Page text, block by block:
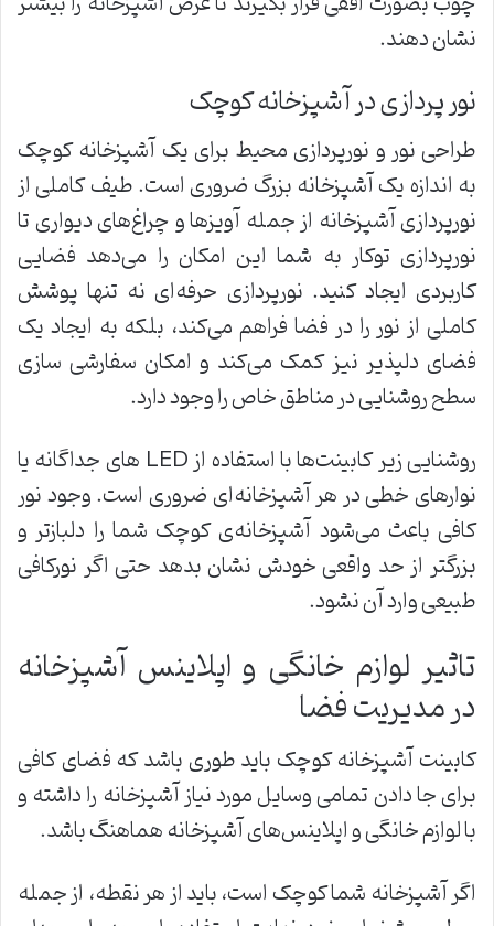
نشان دهند.
نور پردازی در آشپزخانه کوچک
طراحی نور و نورپردازی محیط برای یک آشپزخانه کوچک
به اندازه یک آشپزخانه بزرگ ضروری است. طیف کاملی از
نورپردازی آشپزخانه از جمله آویزها و چراغ‌های دیواری تا
نورپردازی توکار به شما این امکان را می‌دهد فضایی
کاربردی ایجاد کنید. نورپردازی حرفه‌ای نه تنها پوشش
کاملی از نور را در فضا فراهم می‌کند، بلکه به ایجاد یک
فضای دلپذیر نیز کمک می‌کند و امکان سفارشی سازی
سطح روشنایی در مناطق خاص را وجود دارد.
روشنایی زیر کابینت‌ها با استفاده از LED های جداگانه یا
نوارهای خطی در هر آشپزخانه‌ای ضروری است. وجود نور
کافی باعث می‌شود آشپزخانه‌ی کوچک شما را دلبازتر و
بزرگتر از حد واقعی خودش نشان بدهد حتی اگر نورکافی
طبیعی وارد آن نشود.
تاثیر لوازم خانگی و اپلاینس آشپزخانه
در مدیریت فضا
کابینت آشپزخانه کوچک باید طوری باشد که فضای کافی
برای جا دادن تمامی وسایل مورد نیاز آشپزخانه را داشته و
با لوازم خانگی و اپلاینس‌های آشپزخانه هماهنگ باشد.
اگر آشپزخانه شما کوچک است، باید از هر نقطه، از جمله